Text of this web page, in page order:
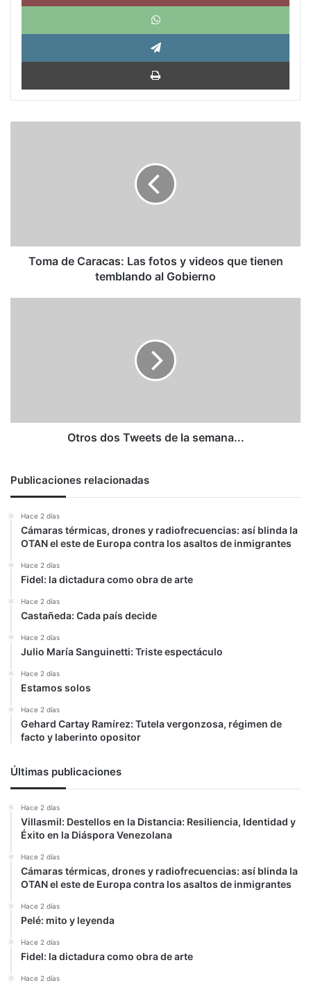
tienen
temblando
Toma de Caracas: Las fotos y videos que tienen
temblando al Gobierno
Otros dos Tweets de la semana...
Publicaciones relacionadas
Hace 2 días
Cámaras térmicas, drones y radiofrecuencias: así blinda la
OTAN el este de Europa contra los asaltos de inmigrantes
Hace 2 días
Fidel: la dictadura como obra de arte
Hace 2 días
Castañeda: Cada país decide
Hace 2 días
Julio María Sanguinetti: Triste espectáculo
Hace 2 días
Estamos solos
Hace 2 días
Gehard Cartay Ramírez: Tutela vergonzosa, régimen de
facto y laberinto opositor
Últimas publicaciones
Hace 2 días
Villasmil: Destellos en la Distancia: Resiliencia, Identidad y
Éxito en la Diáspora Venezolana
Hace 2 días
Cámaras térmicas, drones y radiofrecuencias: así blinda la
OTAN el este de Europa contra los asaltos de inmigrantes
Hace 2 días
Pelé: mito y leyenda
Hace 2 días
Fidel: la dictadura como obra de arte
Hace 2 días